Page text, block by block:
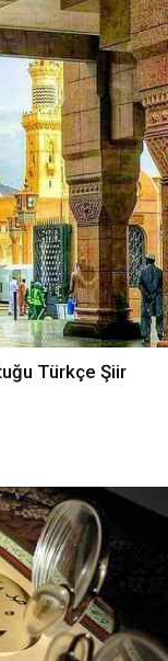
Türkçe Şiir